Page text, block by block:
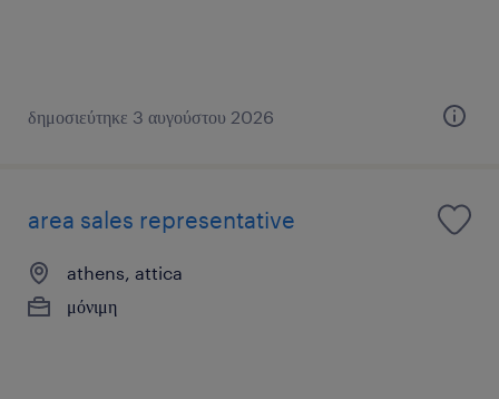
δημοσιεύτηκε 3 αυγούστου 2026
area sales representative
athens, attica
μόνιμη